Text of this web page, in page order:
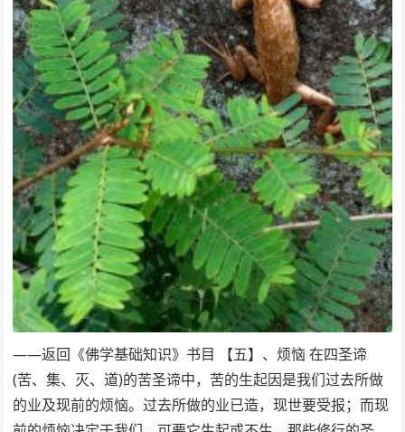
——返回《佛学基础知识》书目 【五】、烦恼 在四圣谛
(苦、集、灭、道)的苦圣谛中，苦的生起因是我们过去所做
的业及现前的烦恼。过去所做的业已造，现世要受报；而现